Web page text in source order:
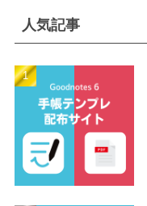
人気記事